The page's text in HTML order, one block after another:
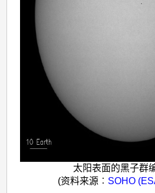
太阳表面的黑子群
(资料来源︰ SOHO